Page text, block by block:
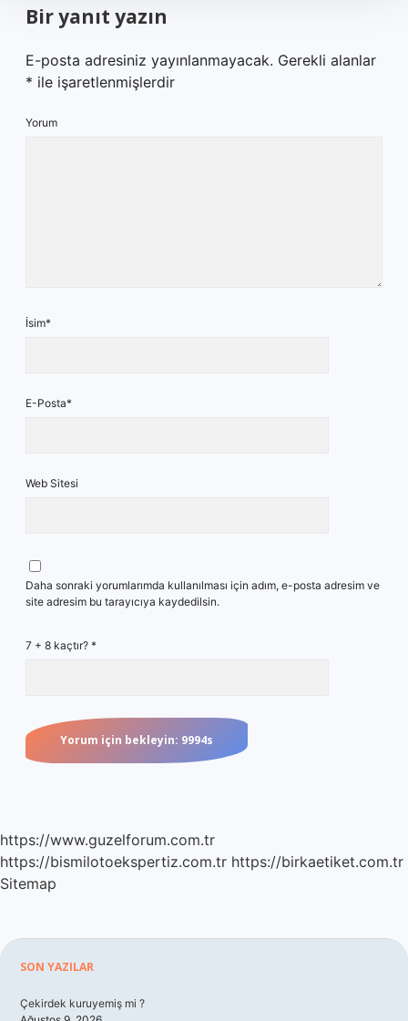
Bir yanıt yazın
E-posta adresiniz yayınlanmayacak. Gerekli alanlar
* ile işaretlenmişlerdir
Yorum
İsim*
E-Posta*
Web Sitesi
Daha sonraki yorumlarımda kullanılması için adım, e-posta adresim ve
site adresim bu tarayıcıya kaydedilsin.
7 + 8 kaçtır? *
https://www.guzelforum.com.tr
https://bismilotoekspertiz.com.tr https://birkaetiket.com.tr
Sitemap
Sidebar
SON YAZILAR
Çekirdek kuruyemiş mi ?